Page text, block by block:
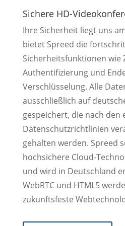
Sichere HD-
Ihre Sicherheit liegt uns
bietet Spreed die
Sicherheitsfunktionen wie
Authentifizierung und
Verschlüsselung. Alle
ausschließlich auf
gespeichert, die nach den
Datenschutzrichtlinien
gehalten werden. Spreed
hochsichere Cloud-
und wird in Deutschland
WebRTC und HTML5
zukunftsfeste